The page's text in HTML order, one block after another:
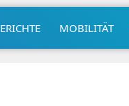
MOBILITÄT